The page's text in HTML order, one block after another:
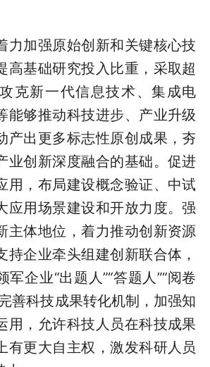
加强原始创新和关键核心技
高基础研究投入比重，采取超
克新一代信息技术、集成电
能够推动科技进步、产业升级
产出更多标志性原创成果，夯
业创新深度融合的基础。促进
用，布局建设概念验证、中试
应用场景建设和开放力度。强
主体地位，着力推动创新资源
持企业牵头组建创新联合体，
军企业“出题人”“答题人”“阅卷
善科技成果转化机制，加强知
用，允许科技人员在科技成果
有更大自主权，激发科研人员